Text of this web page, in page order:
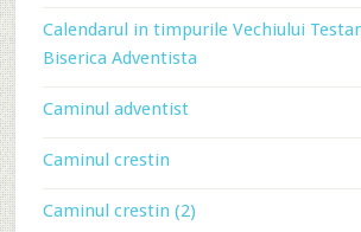
Calendarul in timpurile Vechiului
Biserica Adventista
Caminul adventist
Caminul crestin
Caminul crestin (2)